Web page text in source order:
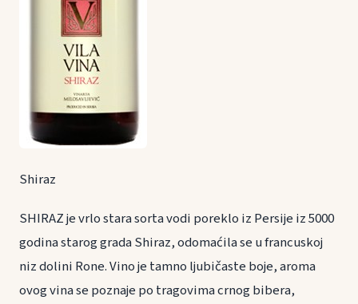
Shiraz
SHIRAZ je vrlo stara sorta vodi poreklo iz Persije iz 5000
godina starog grada Shiraz, odomaćila se u francuskoj
niz dolini Rone. Vino je tamno ljubičaste boje, aroma
ovog vina se poznaje po tragovima crnog bibera,